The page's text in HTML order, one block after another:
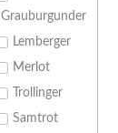
Grauburgunder
Lemberger
Merlot
Trollinger
Samtrot